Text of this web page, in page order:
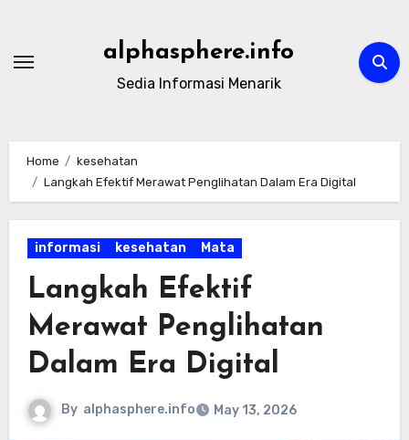
content
alphasphere.info
Sedia Informasi Menarik
Home
kesehatan
Langkah Efektif Merawat Penglihatan Dalam Era Digital
informasi kesehatan Mata
Langkah Efektif
Merawat Penglihatan
Dalam Era Digital
By alphasphere.info May 13, 2026